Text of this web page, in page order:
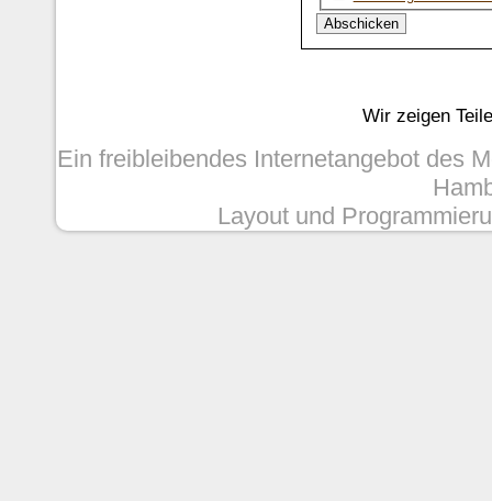
Wir zeigen
Ein freibleibendes Internetangebot des
Layout und